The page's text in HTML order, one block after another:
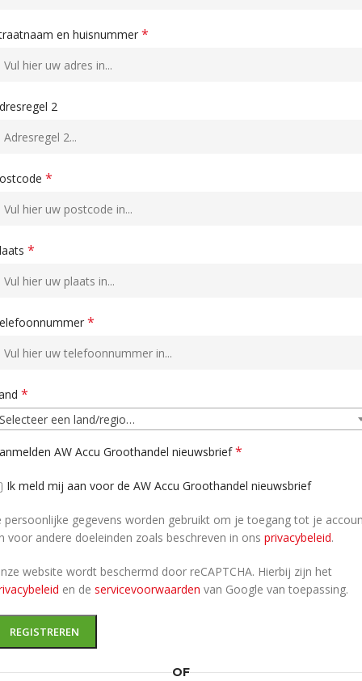
en huisnummer *
2
*
*
*
*
Selecteer een land/regio…
AW Accu Groothandel nieuwsbrief*
Ik meld mij aan voor de AW Accu Groothandel nieuwsbrief
persoonlijke gegevens worden gebruikt om je toegang tot je
voor andere doeleinden zoals beschreven in ons privacybeleid.
website wordt beschermd door reCAPTCHA. Hierbij zijn het
en de servicevoorwaarden van Google van toepassing.
REGISTREREN
OF